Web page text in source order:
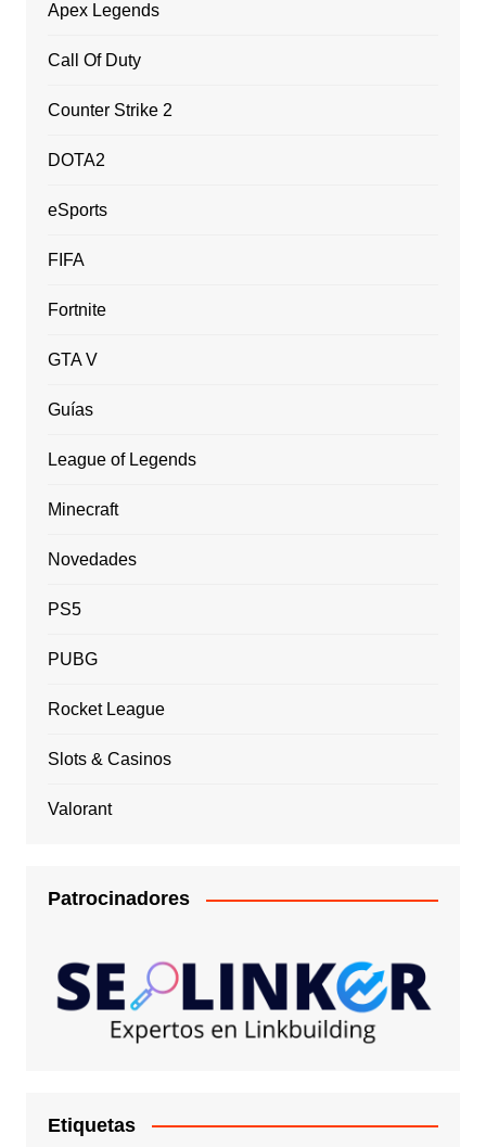
Apex Legends
Call Of Duty
Counter Strike 2
DOTA2
eSports
FIFA
Fortnite
GTA V
Guías
League of Legends
Minecraft
Novedades
PS5
PUBG
Rocket League
Slots & Casinos
Valorant
Patrocinadores
Etiquetas